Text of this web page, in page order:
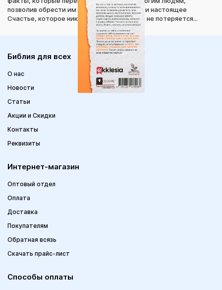
позволив обрести им Путь, Истину, Жизнь и настоящее
Счастье, которое никогда не закончится и не потеряется...
Библия для всех
О нас
Новости
Статьи
Акции и Скидки
Контакты
Реквизиты
Интернет-магазин
Оптовый отдел
Оплата
Доставка
Покупателям
Обратная всязь
Скачать прайс-лист
Способы оплаты